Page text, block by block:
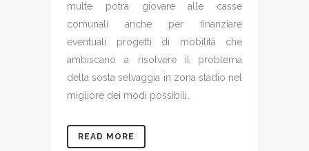
multe potrà giovare alle casse
comunali anche per finanziare
eventuali progetti di mobilità che
ambiscano a risolvere il problema
della sosta selvaggia in zona stadio nel
migliore dei modi possibili.
READ MORE